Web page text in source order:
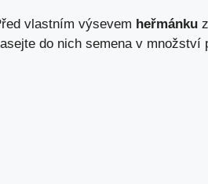
vlastním výsevem heřmánku
do nich semena v množství